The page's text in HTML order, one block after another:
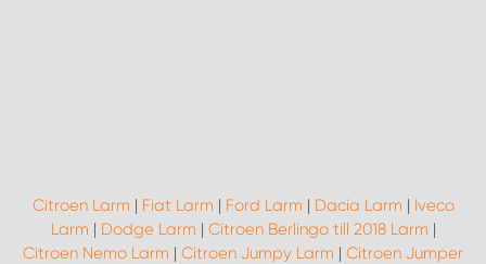
Citroen Larm | Fiat Larm | Ford Larm | Dacia Larm | Iveco
Larm | Dodge Larm | Citroen Berlingo till 2018 Larm |
Citroen Nemo Larm | Citroen Jumpy Larm | Citroen Jumper